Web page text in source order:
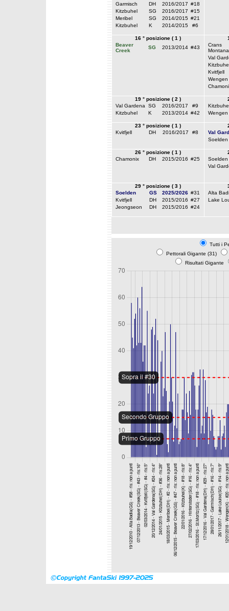
Garmisch
DH 2016/2017 #18
Kitzbuhel
SG 2016/2017 #15
Meribel
SG 2014/2015 #21
Kitzbuhel
K 2014/2015 #6
16 ° posizione ( 1 )
Beaver
Creek
SG 2013/2014 #43
Crans
Montana
Val
Kvitfjell
Wengen
19 ° posizione ( 2 )
Val Gardena
SG 2016/2017
#9
Kitzbuhel
K 2013/2014 #42
Wengen
23 ° posizione ( 1 )
Kvitfjell
DH 2016/2017 #8
Val
Soelden
26 ° posizione ( 1 )
Chamonix
DH 2015/2016 #25
Soelden
Val
29 ° posizione ( 3 )
Soelden
GS 2025/2026 #31
Kvitfjell
DH 2015/2016 #27
Jeongseon
DH 2015/2016 #24
Alta
Lake
Tutti i
Pettorali Gigante (31)
Risultati Gigante